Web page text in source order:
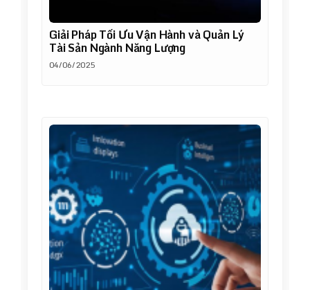
Giải Pháp Tối Ưu Vận Hành và Quản Lý
Tài Sản Ngành Năng Lượng
04/06/2025